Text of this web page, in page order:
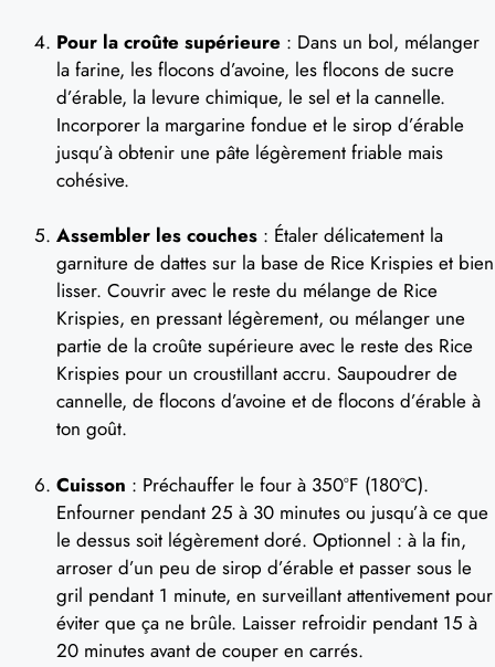
Pour la croûte supérieure : Dans un bol, mélanger
la farine, les flocons d’avoine, les flocons de sucre
d’érable, la levure chimique, le sel et la cannelle.
Incorporer la margarine fondue et le sirop d’érable
jusqu’à obtenir une pâte légèrement friable mais
cohésive.
Assembler les couches : Étaler délicatement la
garniture de dattes sur la base de Rice Krispies et bien
lisser. Couvrir avec le reste du mélange de Rice
Krispies, en pressant légèrement, ou mélanger une
partie de la croûte supérieure avec le reste des Rice
Krispies pour un croustillant accru. Saupoudrer de
cannelle, de flocons d’avoine et de flocons d’érable à
ton goût.
Cuisson : Préchauffer le four à 350°F (180°C).
Enfourner pendant 25 à 30 minutes ou jusqu’à ce que
le dessus soit légèrement doré. Optionnel : à la fin,
arroser d’un peu de sirop d’érable et passer sous le
gril pendant 1 minute, en surveillant attentivement pour
éviter que ça ne brûle. Laisser refroidir pendant 15 à
20 minutes avant de couper en carrés.